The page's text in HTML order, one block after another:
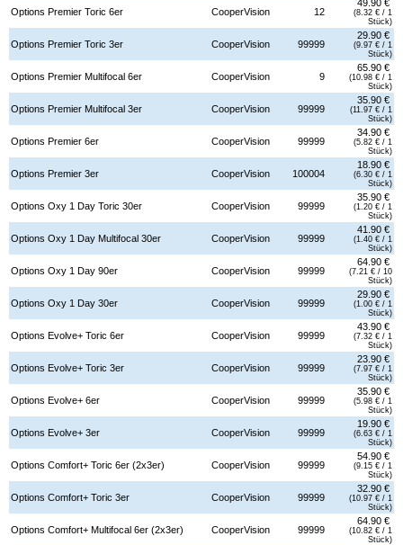
Options Premier Toric 6er CooperVision 12
49.90 €
(8.32 € / 1
Stück)
Options Premier Toric 3er CooperVision 99999
29.90 €
(9.97 € / 1
Stück)
Options Premier Multifocal 6er CooperVision 9
65.90 €
(10.98 € / 1
Stück)
Options Premier Multifocal 3er CooperVision 99999
35.90 €
(11.97 € / 1
Stück)
Options Premier 6er CooperVision 99999
34.90 €
(5.82 € / 1
Stück)
Options Premier 3er CooperVision 100004
18.90 €
(6.30 € / 1
Stück)
Options Oxy 1 Day Toric 30er CooperVision 99999
35.90 €
(1.20 € / 1
Stück)
Options Oxy 1 Day Multifocal 30er CooperVision 99999
41.90 €
(1.40 € / 1
Stück)
Options Oxy 1 Day 90er CooperVision 99999
64.90 €
(7.21 € / 10
Stück)
Options Oxy 1 Day 30er CooperVision 99999
29.90 €
(1.00 € / 1
Stück)
Options Evolve+ Toric 6er CooperVision 99999
43.90 €
(7.32 € / 1
Stück)
Options Evolve+ Toric 3er CooperVision 99999
23.90 €
(7.97 € / 1
Stück)
Options Evolve+ 6er CooperVision 99999
35.90 €
(5.98 € / 1
Stück)
Options Evolve+ 3er CooperVision 99999
19.90 €
(6.63 € / 1
Stück)
Options Comfort+ Toric 6er (2x3er) CooperVision 99999
54.90 €
(9.15 € / 1
Stück)
Options Comfort+ Toric 3er CooperVision 99999
32.90 €
(10.97 € / 1
Stück)
Options Comfort+ Multifocal 6er (2x3er) CooperVision 99999
64.90 €
(10.82 € / 1
Stück)